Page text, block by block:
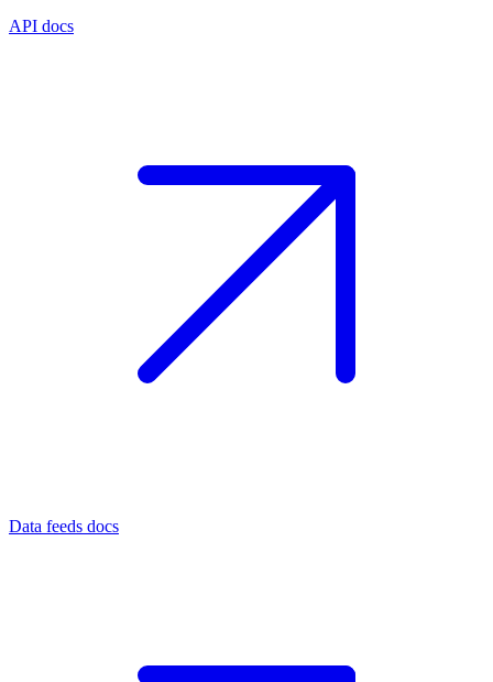
API docs
Data feeds docs